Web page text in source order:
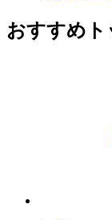
おすすめ